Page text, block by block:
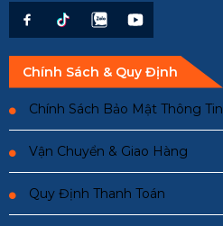
Chính Sách & Quy Định
Chính Sách Bảo Mật Thông Tin
Vận Chuyển & Giao Hàng
Quy Định Thanh Toán